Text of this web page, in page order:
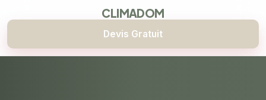
CLIMADOM
Devis Gratuit